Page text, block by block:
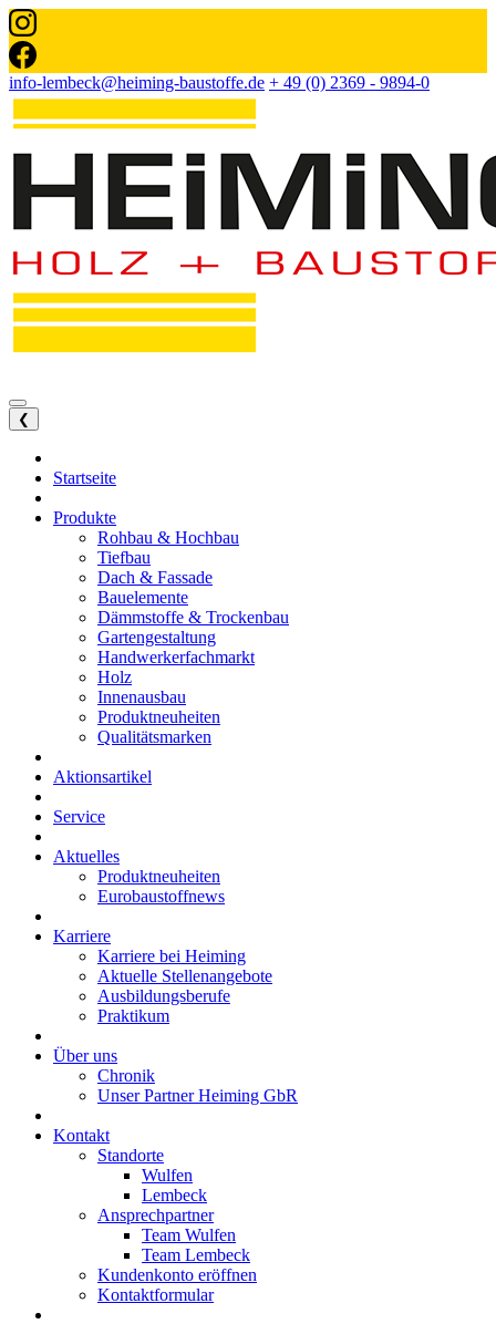
info-lembeck@heiming-baustoffe.de + 49 (0) 2369 - 9894-0
❮
Startseite
Produkte
Rohbau & Hochbau
Tiefbau
Dach & Fassade
Bauelemente
Dämmstoffe & Trockenbau
Gartengestaltung
Handwerkerfachmarkt
Holz
Innenausbau
Produktneuheiten
Qualitätsmarken
Aktionsartikel
Service
Aktuelles
Produktneuheiten
Eurobaustoffnews
Karriere
Karriere bei Heiming
Aktuelle Stellenangebote
Ausbildungsberufe
Praktikum
Über uns
Chronik
Unser Partner Heiming GbR
Kontakt
Standorte
Wulfen
Lembeck
Ansprechpartner
Team Wulfen
Team Lembeck
Kundenkonto eröffnen
Kontaktformular